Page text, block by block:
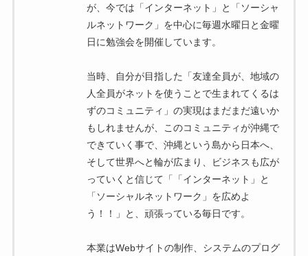
が、今では「インターネット」と「ソーシャ
ルネットワーク」を中心に毎週水曜日と金曜
日に勉強会を開催しています。
当時、自分が目指した「友達全員が、地域の
人全員がネットを使うことで生まれてくるは
ずのコミュニティ」の実現はまだまだ遠いか
もしれませんが、このコミュニティが沖縄で
できていく事で、沖縄という島から日本へ、
そして世界へと輪が広まり、ビジネスも広が
っていくと信じて「「インターネット」と
「ソーシャルネットワーク」を広めよ
う！！」と、頑張っている毎日です。
本業はWebサイトの制作、システムのプログ